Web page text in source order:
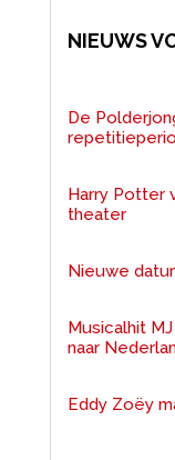
NIEUWS
De
Harry Potter
theater
Nieuwe
Musicalhit
naar
Eddy Zoëy